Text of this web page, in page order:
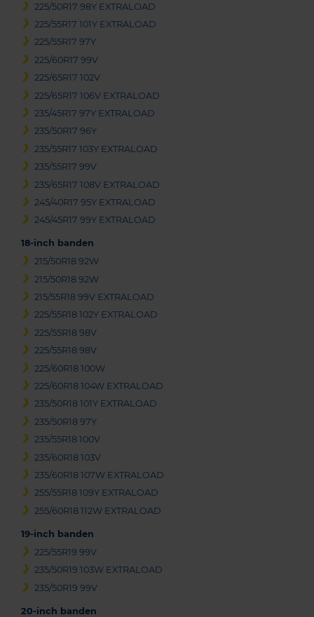
225/50R17 98Y EXTRALOAD
225/55R17 101Y EXTRALOAD
225/55R17 97Y
225/60R17 99V
225/65R17 102V
225/65R17 106V EXTRALOAD
235/45R17 97Y EXTRALOAD
235/50R17 96Y
235/55R17 103Y EXTRALOAD
235/55R17 99V
235/65R17 108V EXTRALOAD
245/40R17 95Y EXTRALOAD
245/45R17 99Y EXTRALOAD
18-inch banden
215/50R18 92W
215/50R18 92W
215/55R18 99V EXTRALOAD
225/55R18 102Y EXTRALOAD
225/55R18 98V
225/55R18 98V
225/60R18 100W
225/60R18 104W EXTRALOAD
235/50R18 101Y EXTRALOAD
235/50R18 97Y
235/55R18 100V
235/60R18 103V
235/60R18 107W EXTRALOAD
255/55R18 109Y EXTRALOAD
255/60R18 112W EXTRALOAD
19-inch banden
225/55R19 99V
235/50R19 103W EXTRALOAD
235/50R19 99V
20-inch banden